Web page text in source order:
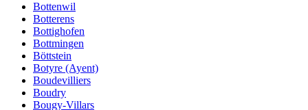
Bottenwil
Botterens
Bottighofen
Bottmingen
Böttstein
Botyre (Ayent)
Boudevilliers
Boudry
Bougy-Villars